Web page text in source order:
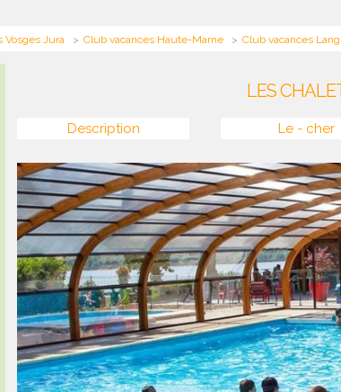
Vosges Jura Club vacances Haute-Marne Club vacances
LES
Description Le - cher